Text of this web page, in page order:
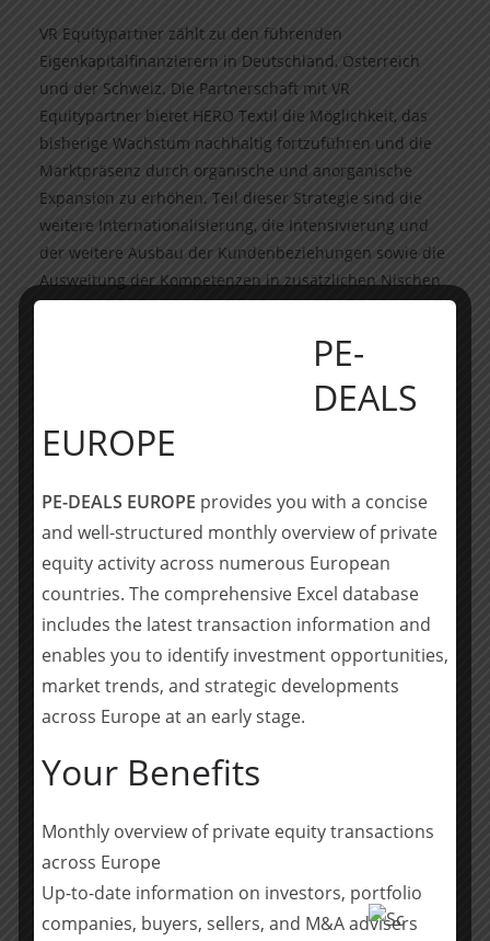
VR Equitypartner zählt zu den führenden
Eigenkapitalfinanzierern in Deutschland, Österreich
und der Schweiz. Die Partnerschaft mit VR
Equitypartner bietet HERO Textil die Möglichkeit, das
bisherige Wachstum nachhaltig fortzuführen und die
Marktpräsenz durch organische und anorganische
Expansion zu erhöhen. Teil dieser Strategie sind die
weitere Internationalisierung, die Intensivierung und
der weitere Ausbau der Kundenbeziehungen sowie die
Ausweitung der Kompetenzen in zusätzlichen Nischen
wie der Textilveredelung und der Individualisierung
MILESTONE Corporate Finance agierte bei dieser
Transaktion als exklusiver M&A-Berater für die
Aktionäre der HERO Textil und hat in deren Auftrag
initiiert und erfolgreich umgesetzt. Der
Transaktionsprozess wurde seitens MILESTONE
Corporate Finance von Ulrich Praßler verantwortet und
geleitet. Aufgrund der umfassenden Erfahrung im
Bereich Buy & Build, der Erweiterung von
Kooperationen und nachhaltiger
Organisationsentwicklung haben sich die Aktionäre für
die Partnerschaft mit VR Equitypartner bei signifikanter
Rückbeteiligung des Managements entschieden.
https://milestone-cf.de/
Teilen mit:
Teilen
PE-
DEALS
EUROPE
PE-DEALS EUROPE provides you with a concise
and well-structured monthly overview of private
equity activity across numerous European
countries. The comprehensive Excel database
includes the latest transaction information and
enables you to identify investment opportunities,
market trends, and strategic developments
across Europe at an early stage.
Your Benefits
Monthly overview of private equity transactions
across Europe
Up-to-date information on investors, portfolio
companies, buyers, sellers, and M&A advisers